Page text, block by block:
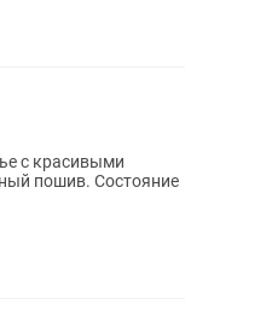
с красивыми
пошив. Состояние